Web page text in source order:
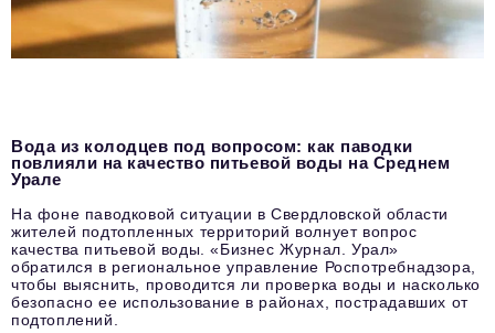
Вода из колодцев под вопросом: как паводки
повлияли на качество питьевой воды на Среднем
Урале
На фоне паводковой ситуации в Свердловской области
жителей подтопленных территорий волнует вопрос
качества питьевой воды. «Бизнес Журнал. Урал»
обратился в региональное управление Роспотребнадзора,
чтобы выяснить, проводится ли проверка воды и насколько
безопасно ее использование в районах, пострадавших от
подтоплений.